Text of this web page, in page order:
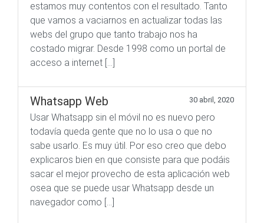
estamos muy contentos con el resultado. Tanto
que vamos a vaciarnos en actualizar todas las
webs del grupo que tanto trabajo nos ha
costado migrar. Desde 1998 como un portal de
acceso a internet […]
Whatsapp Web 30 abril, 2020
Usar Whatsapp sin el móvil no es nuevo pero
todavía queda gente que no lo usa o que no
sabe usarlo. Es muy útil. Por eso creo que debo
explicaros bien en que consiste para que podáis
sacar el mejor provecho de esta aplicación web
osea que se puede usar Whatsapp desde un
navegador como […]